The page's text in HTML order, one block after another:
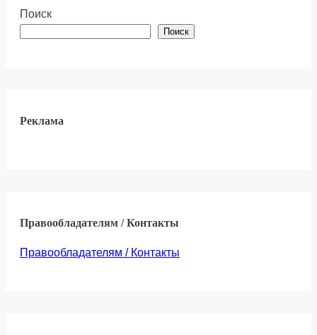
Поиск
Поиск
Реклама
Правообладателям / Контакты
Правообладателям / Контакты